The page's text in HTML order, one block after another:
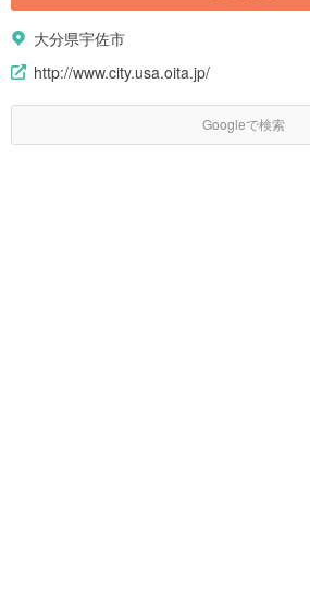
大分県宇佐市
http://www.city.usa.oita.jp/
Googleで検索